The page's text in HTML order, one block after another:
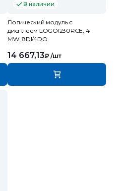
В наличии
Логический модуль c
дисплеем LOGO!230RCE, 4
MW, 8DI/4DO
14 667,13₽ /шт